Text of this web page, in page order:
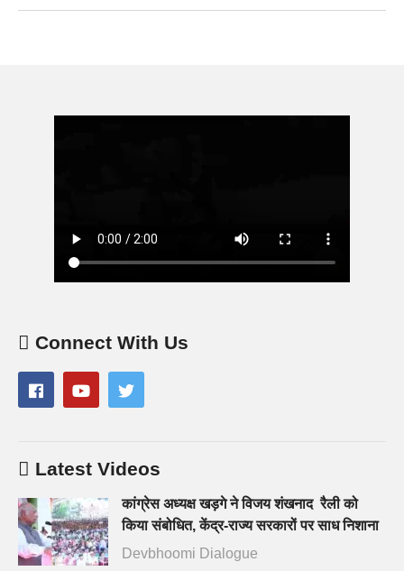
Connect With Us
Latest Videos
कांग्रेस अध्यक्ष खड़गे ने विजय शंखनाद रैली को
किया संबोधित, केंद्र-राज्य सरकारों पर साध निशाना
Devbhoomi Dialogue